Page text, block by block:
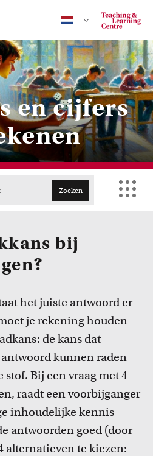
FDG
FGW
FMG
FNWI
en cijfers
Zoeken
voor docenten per
bij
het juiste antwoord er
je rekening houden
de kans dat
kunnen raden
Bij een vraag met 4
raadt een voorbijganger
inhoudelijke kennis
antwoorden goed (door
alternatieven te kiezen: